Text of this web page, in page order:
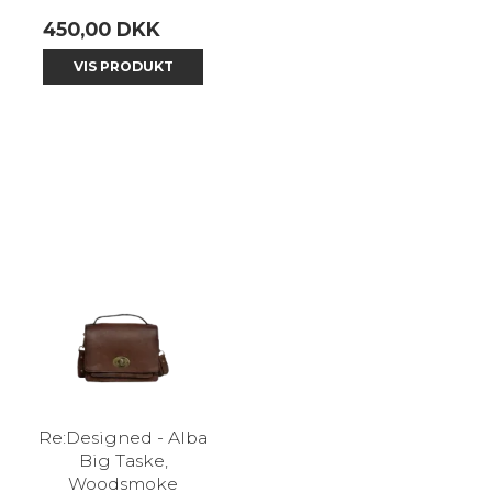
450,00 DKK
VIS PRODUKT
Re:Designed - Alba
Big Taske,
Woodsmoke